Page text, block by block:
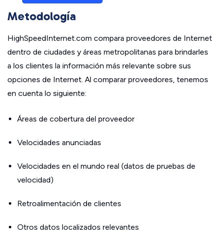
Metodología
HighSpeedInternet.com compara proveedores de Internet
dentro de ciudades y áreas metropolitanas para brindarles
a los clientes la información más relevante sobre sus
opciones de Internet. Al comparar proveedores, tenemos
en cuenta lo siguiente:
Áreas de cobertura del proveedor
Velocidades anunciadas
Velocidades en el mundo real (datos de pruebas de
velocidad)
Retroalimentación de clientes
Otros datos localizados relevantes